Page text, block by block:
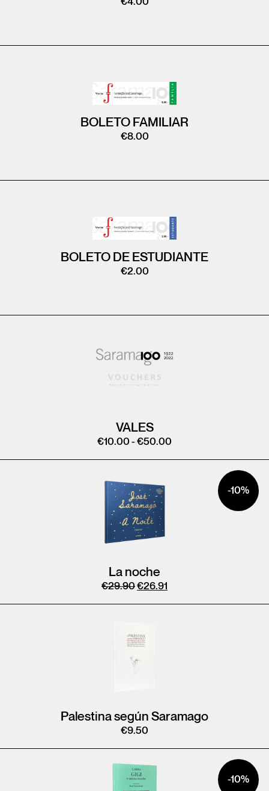
BOLETO FAMILIAR
€8.00
BOLETO DE ESTUDIANTE
€2.00
VALES
€10.00 -€50.00
La noche
€29.90€26.91
-10%
Palestina según Saramago
€9.50
-10%